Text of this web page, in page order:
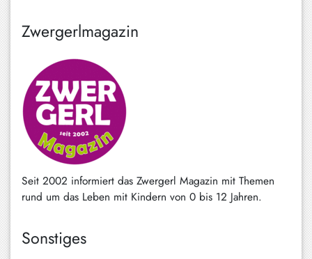
Zwergerlmagazin
Seit 2002 informiert das Zwergerl Magazin mit Themen
rund um das Leben mit Kindern von 0 bis 12 Jahren.
Sonstiges